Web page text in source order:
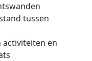
tussen
activiteiten en